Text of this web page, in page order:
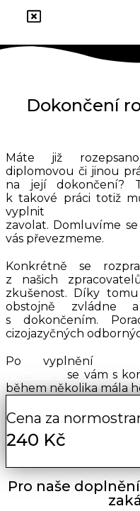
Dokončení
Máte již
diplomovou či jinou
na její dokončení?
k takové práci totiž
vyplnit
zavolat. Domluvíme
vás převezmeme.
Konkrétně se
z našich
zkušenost. Díky
obstojně zvládne
s dokončením.
cizojazyčných
Po vyplnění
se vám s
během několika mála
Cena za
240 Kč
Pro naše